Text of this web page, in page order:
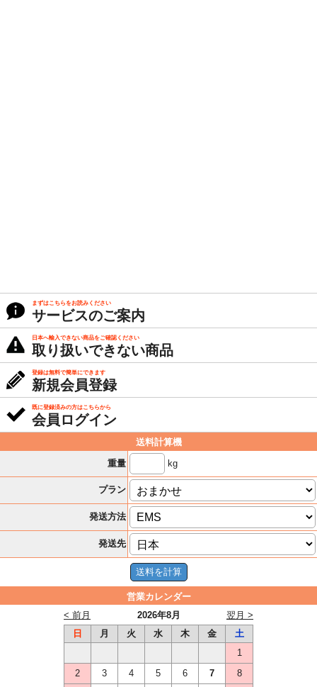
まずはこちらをお読みください
サービスのご案内
日本へ輸入できない商品をご確認ください
取り扱いできない商品
登録は無料で簡単にできます
新規会員登録
既に登録済みの方はこちらから
会員ログイン
送料計算機
重量
kg
プラン
発送方法
発送先
営業カレンダー
2026年8月
< 前月
翌月 >
日
月 火 水 木 金
土
1
2
3 4 5 6 7
8